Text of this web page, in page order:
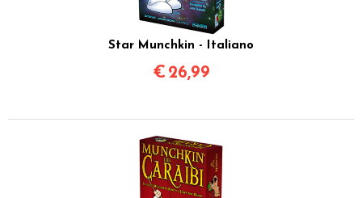
Star Munchkin - Italiano
€ 26,99